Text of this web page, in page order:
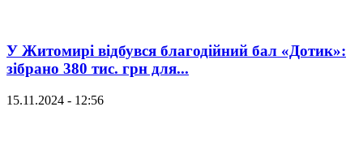
У Житомирі відбувся благодійний бал «Дотик»:
зібрано 380 тис. грн для...
15.11.2024 - 12:56